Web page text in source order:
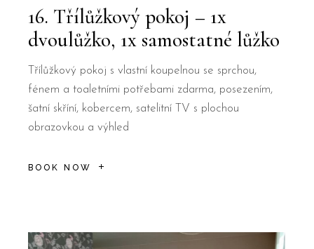
16. Třílůžkový pokoj – 1x
dvoulůžko, 1x samostatné lůžko
Třílůžkový pokoj s vlastní koupelnou se sprchou,
fénem a toaletními potřebami zdarma, posezením,
šatní skříní, kobercem, satelitní TV s plochou
obrazovkou a výhled
BOOK NOW